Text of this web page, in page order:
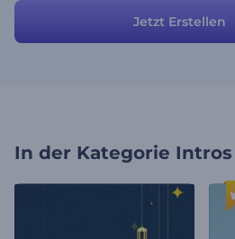
sich Ihr Intro heiß und unvergesslich
Jetzt Erstellen
In der Kategorie